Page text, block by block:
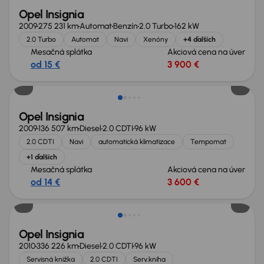
Opel Insignia
2009275 231 kmAutomatBenzín2.0 Turbo162 kW
2.0 Turbo Automat Navi Xenóny +4 ďalších
Mesačná splátka
od 15 €
Akciová cena na úver
3 900 €
Opel Insignia
2009136 507 kmDiesel2.0 CDTI96 kW
2.0 CDTI Navi automatická klimatizace
Tempomat
+1 ďalších
Mesačná splátka
od 14 €
Akciová cena na úver
3 600 €
Opel Insignia
2010336 226 kmDiesel2.0 CDTI96 kW
Servisná knižka 2.0 CDTI Serv.kniha